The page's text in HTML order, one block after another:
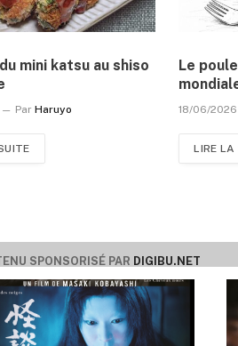
mini katsu au shiso
Par Haruyo
Le
18/06/2026
LIRE LA
SPONSORISÉ PAR DIGIBU.NET